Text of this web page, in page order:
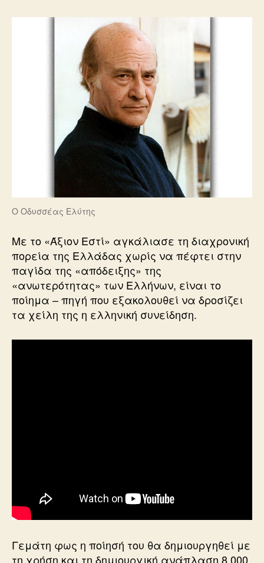
Ο Οδυσσέας Ελύτης
Με το «Άξιον Εστί» αγκάλιασε τη διαχρονική
πορεία της Ελλάδας χωρίς να πέφτει στην
παγίδα της «απόδειξης» της
«ανωτερότητας» των Ελλήνων, είναι το
ποίημα – πηγή που εξακολουθεί να δροσίζει
τα χείλη της η ελληνική συνείδηση.
Γεμάτη φως η ποίησή του θα δημιουργηθεί με
τη χρήση και τη δημιουργική ανάπλαση 8.000